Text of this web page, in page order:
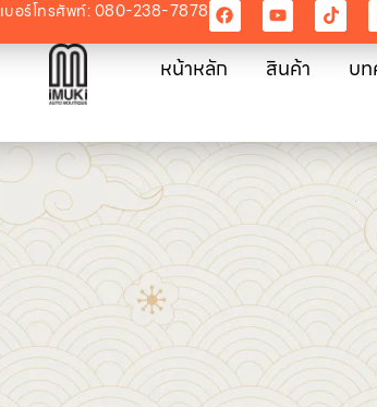
เบอร์โทรศัพท์: 080-238-7878
หน้าหลัก สินค้า บ